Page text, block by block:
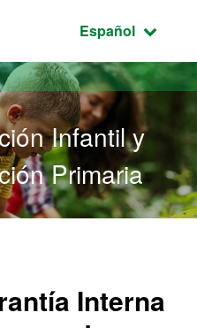
Idioma
Español
Infantil y
Primaria
Interna